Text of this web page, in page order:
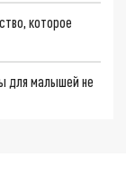
которое
для малышей не